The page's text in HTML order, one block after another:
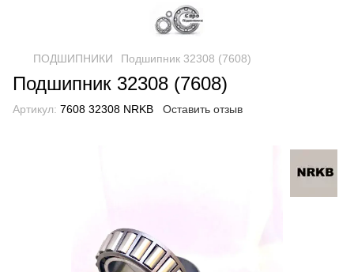
ПОДШИПНИКИ Подшипник 32308 (7608)
Подшипник 32308 (7608)
Артикул: 7608 32308 NRKB Оставить отзыв